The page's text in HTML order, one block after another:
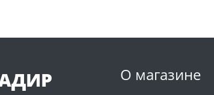
О магазине